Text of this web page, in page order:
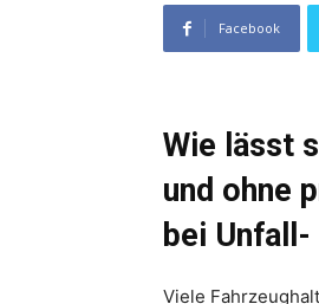
Facebook
Wie lässt
und ohne
bei
Viele